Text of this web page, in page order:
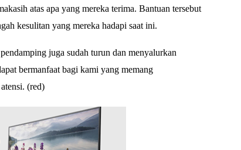
atas apa yang mereka terima. Bantuan tersebut
kesulitan yang mereka hadapi saat ini.
juga sudah turun dan menyalurkan
bermanfaat bagi kami yang memang
(red)